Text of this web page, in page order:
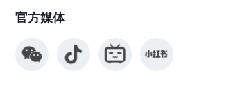
提到的上市公司的董事或高级职员。
财务权益。 公司评级体系 收益评级
5%至15%；中性—预期未来6个月的投
来6个月的投资收益率为-15%以下。
官方媒体